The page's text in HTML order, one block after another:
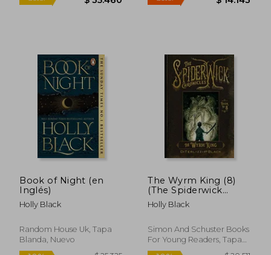
10%
dcto.
$ 19.000
$ 17.100
10%
dcto.
Book of Night (en
Inglés)
Holly Black
Random House Uk, Tapa
Blanda, Nuevo
The Wyrm King (8)
(The Spiderwick
Chronicles) (en
Inglés)
Holly Black
Simon And Schuster Books
For Young Readers, Tapa
Blanda, Nuevo